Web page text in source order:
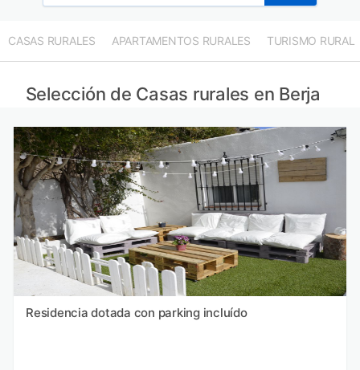
CASAS RURALES APARTAMENTOS RURALES TURISMO RURAL
Selección de Casas rurales en Berja
Residencia dotada con parking incluído